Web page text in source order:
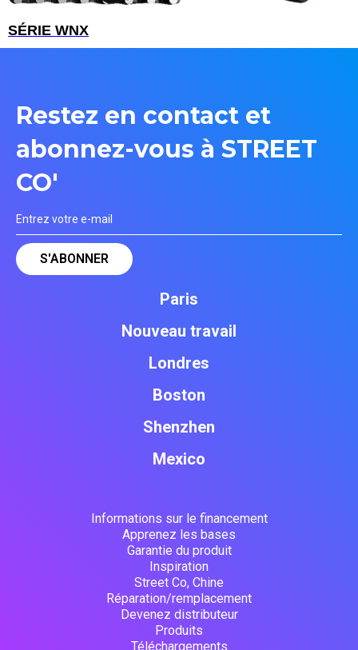
SÉRIE WNX
Restez en contact et
abonnez-vous à STREET
CO'
Paris
Nouveau travail
Londres
Boston
Shenzhen
Mexico
Informations sur le financement
Apprenez les bases
Garantie du produit
Inspiration
Street Co, Chine
Réparation/remplacement
Devenez distributeur
Produits
Téléchargements